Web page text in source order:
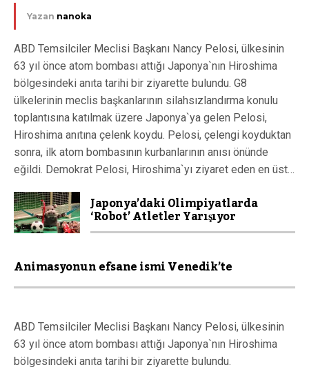
Yazan nanoka
ABD Temsilciler Meclisi Başkanı Nancy Pelosi, ülkesinin
63 yıl önce atom bombası attığı Japonya`nın Hiroshima
bölgesindeki anıta tarihi bir ziyarette bulundu. G8
ülkelerinin meclis başkanlarının silahsızlandırma konulu
toplantısına katılmak üzere Japonya`ya gelen Pelosi,
Hiroshima anıtına çelenk koydu. Pelosi, çelengi koyduktan
sonra, ilk atom bombasının kurbanlarının anısı önünde
eğildi. Demokrat Pelosi, Hiroshima`yı ziyaret eden en üst…
Japonya’daki Olimpiyatlarda
‘Robot’ Atletler Yarışıyor
Animasyonun efsane ismi Venedik’te
ABD Temsilciler Meclisi Başkanı Nancy Pelosi, ülkesinin
63 yıl önce atom bombası attığı Japonya`nın Hiroshima
bölgesindeki anıta tarihi bir ziyarette bulundu.